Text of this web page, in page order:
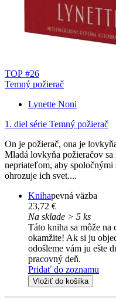
TOP #26
Temný požierač
Lynette Noni
1. diel série Temný požierač
On je požierač, ona je
Mladá lovkyňa požieračov
nepriateľom, aby
ohrozuje ich svet....
Knihapevná väzba
23,72 €
Na sklade > 5 ks
Táto kniha sa môže
okamžite! Ak si ju
odošleme vám ju ešte
pracovný deň.
Pridať do zoznamu
Vložiť do košíka